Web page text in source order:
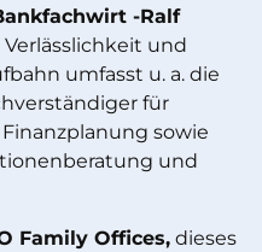
-Ralf
Verlässlichkeit und
umfasst u. a. die
für
sowie
und
Family Offices, dieses